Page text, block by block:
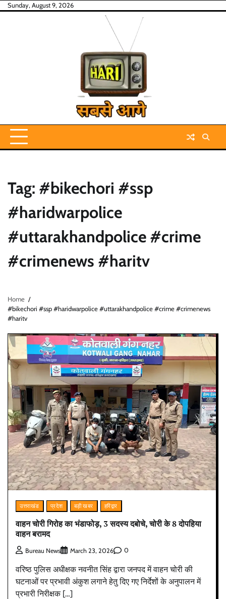
SkipSunday, August 9, 2026
Tag: #bikechori #ssp
#haridwarpolice
#uttarakhandpolice #crime
#crimenews #haritv
Home
#bikechori #ssp #haridwarpolice #uttarakhandpolice #crime #crimenews
#haritv
उत्तराखंड प्रदेश बड़ी खबर हरिद्वार
वाहन चोरी गिरोह का भंडाफोड़, 3 सदस्य दबोचे, चोरी के 8 दोपहिया
वाहन बरामद
Bureau News March 23, 2026 0
वरिष्ठ पुलिस अधीक्षक नवनीत सिंह द्वारा जनपद में वाहन चोरी की
घटनाओं पर प्रभावी अंकुश लगाने हेतु दिए गए निर्देशों के अनुपालन में
प्रभारी निरीक्षक […]